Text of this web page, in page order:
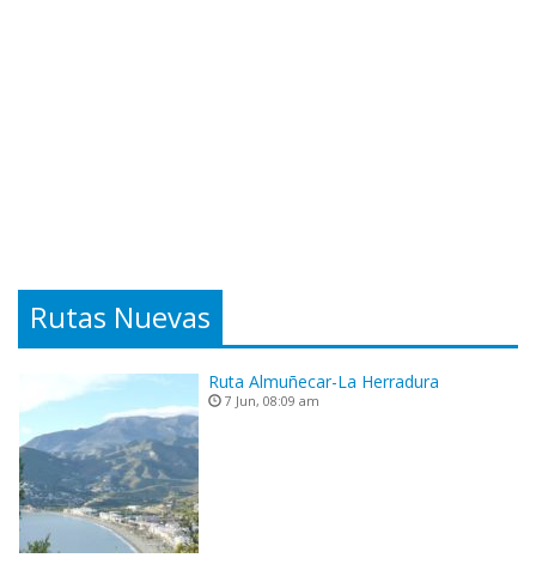
Rutas Nuevas
Ruta Almuñecar-La Herradura
7 Jun, 08:09 am